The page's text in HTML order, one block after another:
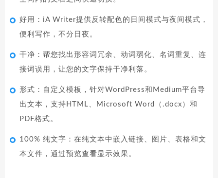
好用：iA Writer提供反转配色的日间模式与夜间模式，
便利写作，不分日夜。
干净：帮您找出形容词冗余、动词弱化、名词重复、连
接词误用，让您的文字保持干净利落。
形式：自定义模板，针对WordPress和Medium平台导
出文本，支持HTML、Microsoft Word（.docx）和
PDF格式。
100% 纯文字：在纯文本中嵌入链接、图片、表格和文
本文件，通过预览查看显示效果。